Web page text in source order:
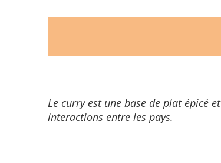
Le curry est une base de plat épicé
interactions entre les pays.